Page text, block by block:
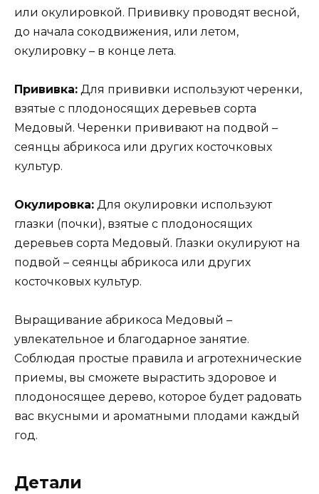
или окулировкой. Прививку проводят весной,
до начала сокодвижения, или летом,
окулировку – в конце лета.
Прививка: Для прививки используют черенки,
взятые с плодоносящих деревьев сорта
Медовый. Черенки прививают на подвой –
сеянцы абрикоса или других косточковых
культур.
Окулировка: Для окулировки используют
глазки (почки), взятые с плодоносящих
деревьев сорта Медовый. Глазки окулируют на
подвой – сеянцы абрикоса или других
косточковых культур.
Выращивание абрикоса Медовый –
увлекательное и благодарное занятие.
Соблюдая простые правила и агротехнические
приемы, вы сможете вырастить здоровое и
плодоносящее дерево, которое будет радовать
вас вкусными и ароматными плодами каждый
год.
Детали